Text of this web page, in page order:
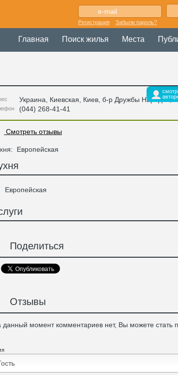
Регистрация Забыли пароль?
Главная Поиск жилья Места
Украина Киевская , Киев, б-р Дружбы Народов, 2
(044) 268-41-41
Смотреть отзывы
Европейская
Европейская
Поделиться
Отзывы
данный момент комментариев нет, Вы можете стать